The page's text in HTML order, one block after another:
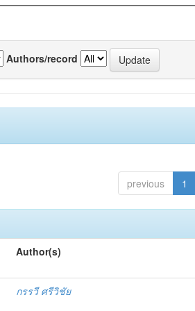
Authors/record
previous 1
Author(s)
กรรวี ศรีวิชัย